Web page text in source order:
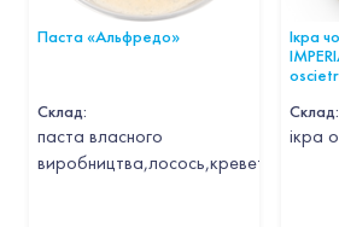
Паста «Альфредо»
Склад:
паста власного
Ікра
Склад:
ікра